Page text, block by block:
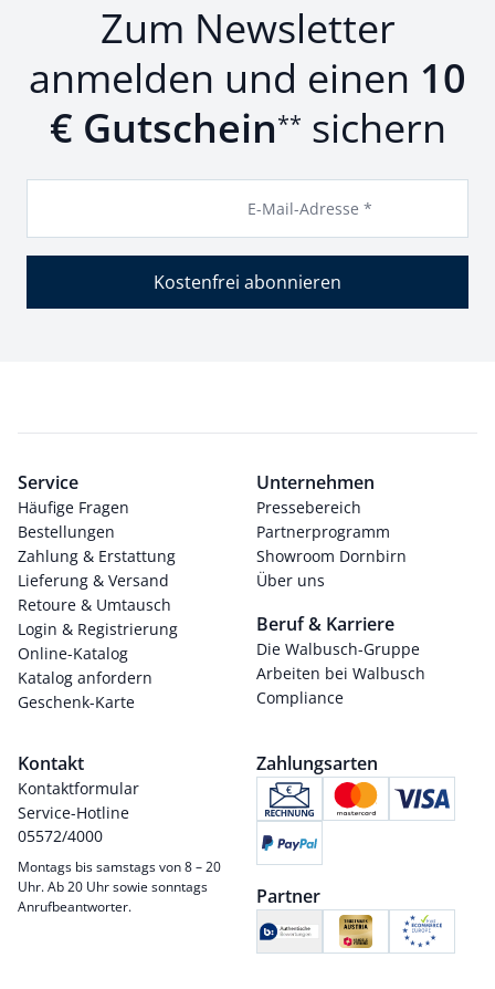
Zum Newsletter
anmelden und einen 10
€ Gutschein** sichern
E-Mail-Adresse *
Kostenfrei abonnieren
Service
Häufige Fragen
Bestellungen
Zahlung & Erstattung
Lieferung & Versand
Retoure & Umtausch
Login & Registrierung
Online-Katalog
Katalog anfordern
Geschenk-Karte
Unternehmen
Pressebereich
Partnerprogramm
Showroom Dornbirn
Über uns
Beruf & Karriere
Die Walbusch-Gruppe
Arbeiten bei Walbusch
Compliance
Kontakt
Kontaktformular
Service-Hotline
05572/4000
Montags bis samstags von 8 – 20
Uhr. Ab 20 Uhr sowie sonntags
Anrufbeantworter.
Zahlungsarten
Partner